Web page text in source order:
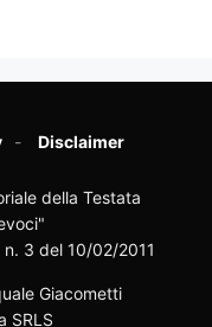
Disclaimer
della Testata
3 del 10/02/2011
Giacometti
SRLS